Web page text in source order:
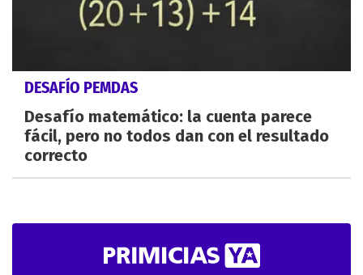
DESAFÍO PEMDAS
Desafío matemático: la cuenta parece
fácil, pero no todos dan con el resultado
correcto